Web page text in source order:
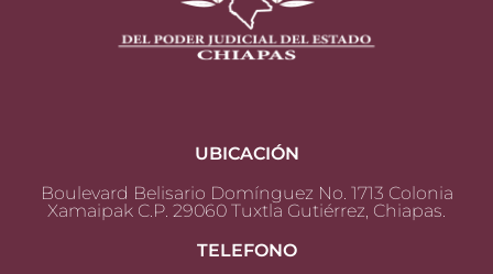
UBICACIÓN
Boulevard Belisario Domínguez No. 1713 Colonia
Xamaipak C.P. 29060 Tuxtla Gutiérrez, Chiapas.
TELEFONO